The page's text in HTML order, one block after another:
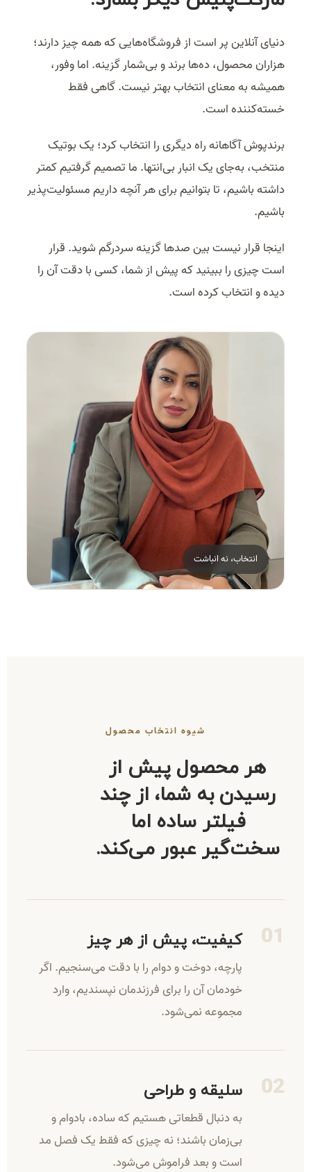
دنیای آنلاین پر است از فروشگاه‌هایی که همه چیز دارند؛
هزاران محصول، ده‌ها برند و بی‌شمار گزینه. اما وفور،
همیشه به معنای انتخاب بهتر نیست. گاهی فقط
خسته‌کننده است.
برندپوش آگاهانه راه دیگری را انتخاب کرد؛ یک بوتیک
منتخب، به‌جای یک انبار بی‌انتها. ما تصمیم گرفتیم کمتر
داشته باشیم، تا بتوانیم برای هر آنچه داریم مسئولیت‌پذیر
باشیم.
اینجا قرار نیست بین صدها گزینه سردرگم شوید. قرار
است چیزی را ببینید که پیش از شما، کسی با دقت آن را
دیده و انتخاب کرده است.
انتخاب، نه انباشت
شیوه انتخاب محصول
هر محصول پیش از
رسیدن به شما، از چند
فیلتر ساده اما
سخت‌گیر عبور می‌کند.
کیفیت، پیش از هر چیز
پارچه، دوخت و دوام را با دقت می‌سنجیم. اگر
خودمان آن را برای فرزندمان نپسندیم، وارد
مجموعه نمی‌شود.
سلیقه و طراحی
به دنبال قطعاتی هستیم که ساده، بادوام و
بی‌زمان باشند؛ نه چیزی که فقط یک فصل مد
است و بعد فراموش می‌شود.